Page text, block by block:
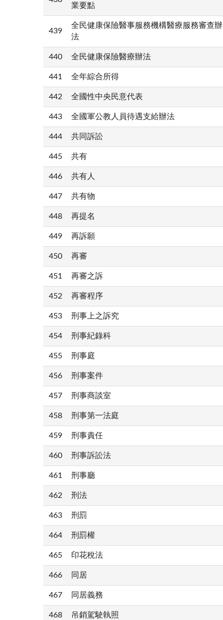
業要點
439
全民健康保險醫事服務機構醫療服務審查辦
法
440 全民健康保險醫療辦法
441 全年綜合所得
442 全國性中央民意代表
443 全國軍公教人員待遇支給辦法
444 共同訴訟
445 共有
446 共有人
447 共有物
448 再提名
449 再訴願
450 再審
451 再審之訴
452 再審程序
453 刑事上之訴究
454 刑事紀錄科
455 刑事庭
456 刑事案件
457 刑事商談室
458 刑事第一法庭
459 刑事責任
460 刑事訴訟法
461 刑事廳
462 刑法
463 刑罰
464 刑罰權
465 印花稅法
466 同居
467 同居義務
468 吊銷駕駛執照